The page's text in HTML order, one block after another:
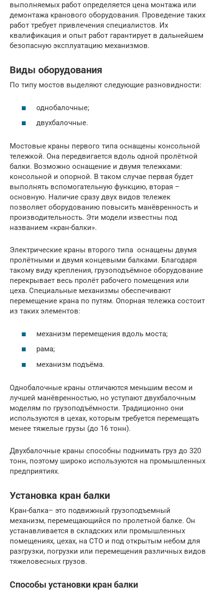
выполняемых работ определяется цена монтажа или
демонтажа кранового оборудования. Проведение таких
работ требует привлечения специалистов. Их
квалификация и опыт работ гарантирует в дальнейшем
безопасную эксплуатацию механизмов.
Виды оборудования
По типу мостов выделяют следующие разновидности:
однобалочные;
двухбалочные.
Мостовые краны первого типа оснащены консольной
тележкой. Она передвигается вдоль одной пролётной
балки. Возможно оснащение и двумя тележками:
консольной и опорной. В таком случае первая будет
выполнять вспомогательную функцию, вторая –
основную. Наличие сразу двух видов тележек
позволяет оборудованию повысить манёвренность и
производительность. Эти модели известны под
названием «кран-балки».
Электрические краны второго типа оснащены двумя
пролётными и двумя концевыми балками. Благодаря
такому виду крепления, грузоподъёмное оборудование
перекрывает весь пролёт рабочего помещения или
цеха. Специальные механизмы обеспечивают
перемещение крана по путям. Опорная тележка состоит
из таких элементов:
механизм перемещения вдоль моста;
рама;
механизм подъёма.
Однобалочные краны отличаются меньшим весом и
лучшей манёвренностью, но уступают двухбалочным
моделям по грузоподъёмности. Традиционно они
используются в цехах, которым требуется перемещать
менее тяжелые грузы (до 16 тонн).
Двухбалочные краны способны поднимать груз до 320
тонн, поэтому широко используются на промышленных
предприятиях.
Установка кран балки
Кран-балка– это подвижный грузоподъемный
механизм, перемещающийся по пролетной балке. Он
устанавливается в складских или промышленных
помещениях, цехах, на СТО и под открытым небом для
разгрузки, погрузки или перемещения различных видов
тяжеловесных грузов.
Способы установки кран балки